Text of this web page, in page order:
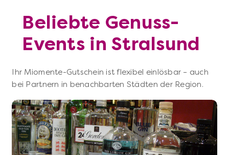
Beliebte Genuss-
Events in Stralsund
Ihr Miomente-Gutschein ist flexibel einlösbar – auch
bei Partnern in benachbarten Städten der Region.